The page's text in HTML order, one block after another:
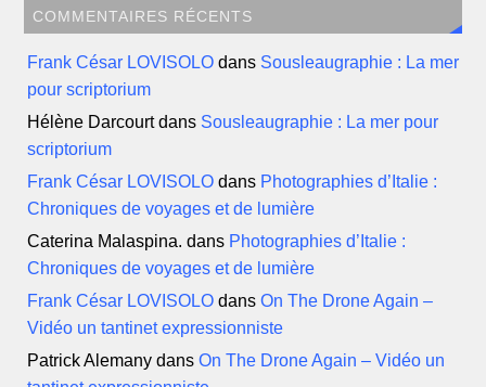
COMMENTAIRES RÉCENTS
Frank César LOVISOLO dans Sousleaugraphie : La mer
pour scriptorium
Hélène Darcourtdans Sousleaugraphie : La mer pour
scriptorium
Frank César LOVISOLO dans Photographies d’Italie :
Chroniques de voyages et de lumière
Caterina Malaspina. dans Photographies d’Italie :
Chroniques de voyages et de lumière
Frank César LOVISOLO dansOn The Drone Again –
Vidéo un tantinet expressionniste
Patrick Alemany dansOn The Drone Again – Vidéo un